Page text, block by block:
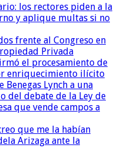
los rectores piden a la
y aplique multas si no
frente al Congreso en
Privada
el procesamiento de
enriquecimiento ilícito
Benegas Lynch a una
del debate de la Ley de
que vende campos a
que me la habían
Arizaga ante la